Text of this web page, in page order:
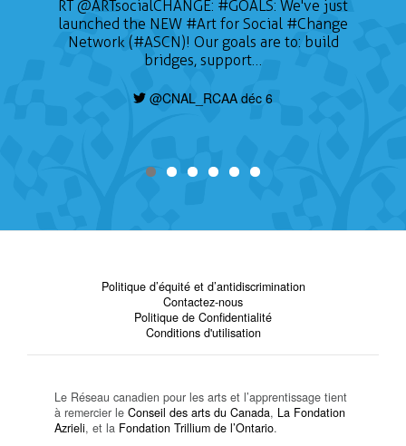
RT@ARTsocialCHANGE: #GOALS: We've just
launched the NEW #Art for Social #Change
Network (#ASCN)! Our goals are to: build
bridges, support…
@CNAL_RCAA déc 6
Politique d’équité et d’antidiscrimination
Contactez-nous
Politique de Confidentialité
Conditions d'utilisation
Le Réseau canadien pour les arts et l’apprentissage tient
à remercier le Conseil des arts du Canada, La Fondation
Azrieli, et la Fondation Trillium de l’Ontario.